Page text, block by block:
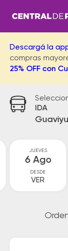
Descargá la
compras
25% OFF con
IDA
Guaviyu
JUEVES
6 Ago
DESDE
VER